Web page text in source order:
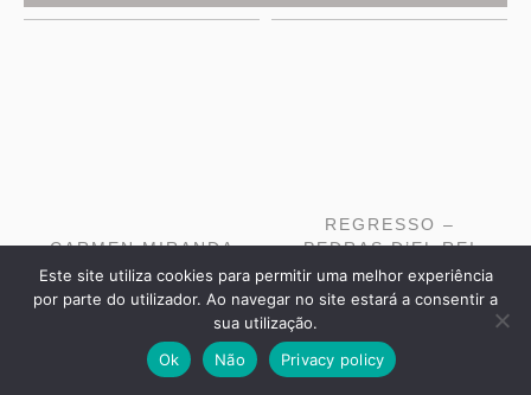
CARMEN MIRANDA
| 2021
Acrílico s/ tela | 76,5 x 110 cm
REGRESSO –
PEDRAS D’EL REI
– TAVIRA | 2019
Acrylic on canvas | 110 x 110 cm
Este site utiliza cookies para permitir uma melhor experiência
por parte do utilizador. Ao navegar no site estará a consentir a
sua utilização.
Ok
Não Privacy policy